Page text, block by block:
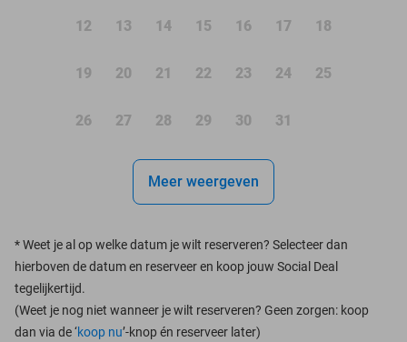
12 13 14 15 16 17 18
19 20 21 22 23 24 25
26 27 28 29 30 31
Meer weergeven
*Weet je al op welke datum je wilt reserveren? Selecteer dan
hierboven de datum en reserveer en koop jouw Social Deal
tegelijkertijd.
(Weet je nog niet wanneer je wilt reserveren? Geen zorgen: koop
dan via de ‘koop nu’-knop én reserveer later)